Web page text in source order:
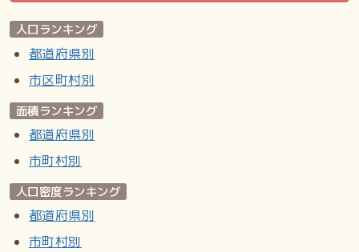
人口ランキング
都道府県別
市区町村別
面積ランキング
都道府県別
市町村別
人口密度ランキング
都道府県別
市町村別